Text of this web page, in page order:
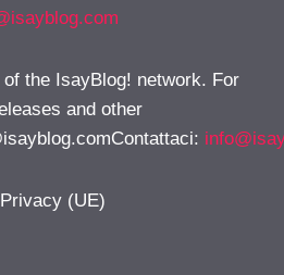
the IsayBlog! network. For
and other
:
(UE)